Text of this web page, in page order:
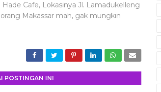
Cafe, Lokasinya Jl. Lamadukelleng
Makassar mah, gak mungkin
POSTINGAN INI